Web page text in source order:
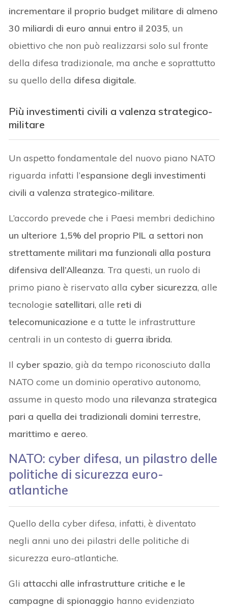
incrementare il proprio budget militare di almeno
30 miliardi di euro annui entro il 2035, un
obiettivo che non può realizzarsi solo sul fronte
della difesa tradizionale, ma anche e soprattutto
su quello della difesa digitale.
Più investimenti civili a valenza strategico-
militare
Un aspetto fondamentale del nuovo piano NATO
riguarda infatti l’espansione degli investimenti
civili a valenza strategico-militare.
L’accordo prevede che i Paesi membri dedichino
un ulteriore 1,5% del proprio PIL a settori non
strettamente militari ma funzionali alla postura
difensiva dell’Alleanza. Tra questi, un ruolo di
primo piano è riservato alla cyber sicurezza, alle
tecnologie satellitari, alle reti di
telecomunicazione e a tutte le infrastrutture
centrali in un contesto di guerra ibrida.
Il cyber spazio, già da tempo riconosciuto dalla
NATO come un dominio operativo autonomo,
assume in questo modo una rilevanza strategica
pari a quella dei tradizionali domini terrestre,
marittimo e aereo.
NATO: cyber difesa, un pilastro delle
politiche di sicurezza euro-
atlantiche
Quello della cyber difesa, infatti, è diventato
negli anni uno dei pilastri delle politiche di
sicurezza euro-atlantiche.
Gli attacchi alle infrastrutture critiche e le
campagne di spionaggio hanno evidenziato